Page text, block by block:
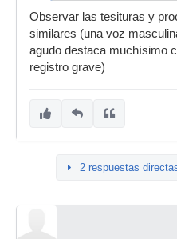
Observar las tesituras y
similares (una voz
agudo destaca muchísimo
registro grave)
2 respuestas